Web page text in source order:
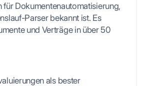
für Dokumentenautomatisierung,
Parser bekannt ist. Es
und Verträge in über 50
als bester